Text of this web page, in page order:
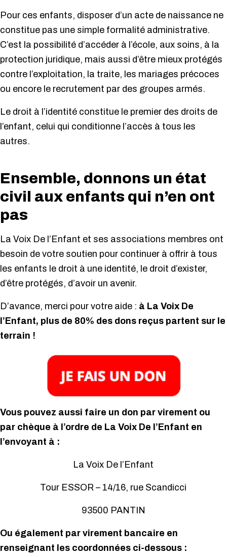
Pour ces enfants, disposer d’un acte de naissance ne
constitue pas une simple formalité administrative.
C’est la possibilité d’accéder à l’école, aux soins, à la
protection juridique, mais aussi d’être mieux protégés
contre l’exploitation, la traite, les mariages précoces
ou encore le recrutement par des groupes armés.
Le droit à l’identité constitue le premier des droits de
l’enfant, celui qui conditionne l’accès à tous les
autres.
Ensemble, donnons un état
civil aux enfants qui n’en ont
pas
La Voix De l’Enfant et ses associations membres ont
besoin de votre soutien pour continuer à offrir à tous
les enfants le droit à une identité, le droit d’exister,
d’être protégés, d’avoir un avenir.
D’avance, merci pour votre aide : à La Voix De
l’Enfant, plus de 80% des dons reçus partent sur le
terrain !
Vous pouvez aussi faire un don par virement ou
par chèque à l’ordre de La Voix De l’Enfant en
l’envoyant à :
La Voix De l’Enfant
Tour ESSOR – 14/16, rue Scandicci
93500 PANTIN
Ou également par virement bancaire en
renseignant les coordonnées ci-dessous :